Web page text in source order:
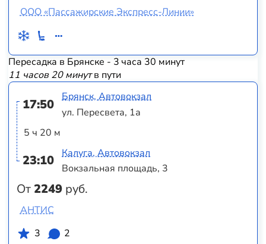
ООО «Пассажирские Экспресс-Линии»
Пересадка в Брянске - 3 часа 30 минут
11 часов 20 минутв пути
17:50
5 ч 20 м
23:10
От2249 руб.
Брянск, Автовокзал
ул. Пересвета, 1а
Калуга, Автовокзал
Вокзальная площадь, 3
АНТИС
3
2